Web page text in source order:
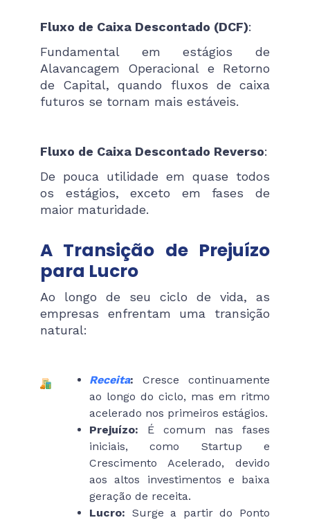
Fluxo de Caixa Descontado (DCF):
Fundamental em estágios de
Alavancagem Operacional e Retorno
de Capital, quando fluxos de caixa
futuros se tornam mais estáveis.
Fluxo de Caixa Descontado Reverso:
De pouca utilidade em quase todos
os estágios, exceto em fases de
maior maturidade.
A Transição de Prejuízo
para Lucro
Ao longo de seu ciclo de vida, as
empresas enfrentam uma transição
natural:
Receita: Cresce continuamente
ao longo do ciclo, mas em ritmo
acelerado nos primeiros estágios.
Prejuízo: É comum nas fases
iniciais, como Startup e
Crescimento Acelerado, devido
aos altos investimentos e baixa
geração de receita.
Lucro: Surge a partir do Ponto